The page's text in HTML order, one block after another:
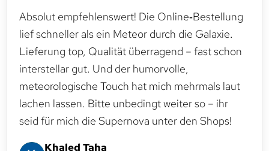
Absolut empfehlenswert! Die Online‑Bestellung
lief schneller als ein Meteor durch die Galaxie.
Lieferung top, Qualität überragend – fast schon
interstellar gut. Und der humorvolle,
meteorologische Touch hat mich mehrmals laut
lachen lassen. Bitte unbedingt weiter so – ihr
seid für mich die Supernova unter den Shops!
Khaled Taha